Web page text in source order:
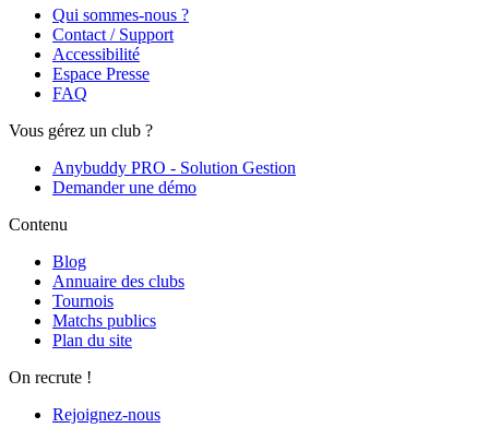
Qui sommes-nous ?
Contact / Support
Accessibilité
Espace Presse
FAQ
Vous gérez un club ?
Anybuddy PRO - Solution Gestion
Demander une démo
Contenu
Blog
Annuaire des clubs
Tournois
Matchs publics
Plan du site
On recrute !
Rejoignez-nous